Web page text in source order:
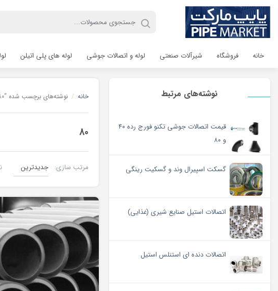
خانه فروشگاه شیرآلات صنعتی لوله و اتصالات جوشی لوله های پلی اتیلن
نوشته‌های مرتبط
قیمت اتصالات جوشی تکنو فورج رده ۴۰
و ۸۰
گسکت اسپیرال وند و گسکیت رینگی
اتصالات استیل صنایع شیری (غذایی)
اتصالات دنده ای استنلس استیل
خانه / نوشته‌های برچسب شده “80”
80
مرتب سازی: